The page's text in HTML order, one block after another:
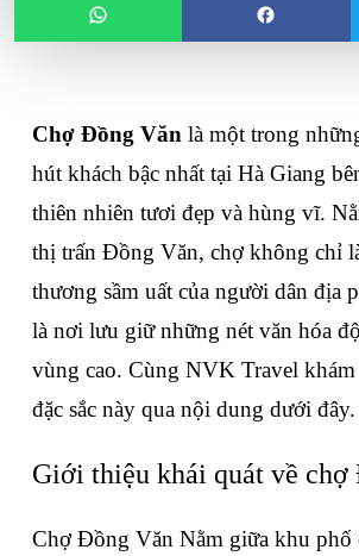
Chợ Đồng Văn là một trong
hút khách bậc nhất tại Hà Giang
thiên nhiên tươi đẹp và hùng vĩ.
thị trấn Đồng Văn, chợ không chỉ
thương sầm uất của người dân địa
là nơi lưu giữ những nét văn hóa
vùng cao. Cùng NVK Travel
đặc sắc này qua nội dung dưới đây.
Giới thiệu khái quát về chợ
Chợ Đồng Văn Nằm giữa khu phố